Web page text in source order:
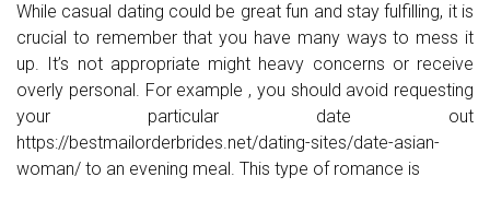
While casual dating could be great fun and stay fulfilling, it is
crucial to remember that you have many ways to mess it
up. It’s not appropriate might heavy concerns or receive
overly personal. For example , you should avoid requesting
your particular date out
https://bestmailorderbrides.net/dating-sites/date-asian-
woman/ to an evening meal. This type of romance is